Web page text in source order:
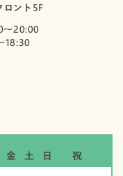
ント5F
～20:00
18:30
金 土 日
祝